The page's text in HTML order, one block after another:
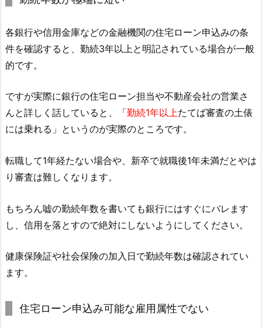
各銀行や信用金庫などの金融機関の住宅ローン申込みの条
件を確認すると、勤続3年以上と明記されている場合が一般
的です。
ですが実際に銀行の住宅ローン担当や不動産会社の営業さ
んと詳しく話していると、「勤続1年以上たてば審査の土俵
には乗れる」というのが実際のところです。
転職して1年経たない場合や、新卒で就職後1年未満だとやは
り審査は難しくなります。
もちろん嘘の勤続年数を書いても銀行にはすぐにバレます
し、信用を落とすので絶対にしないようにしてください。
健康保険証や社会保険の加入日で勤続年数は確認されてい
ます。
住宅ローン申込み可能な雇用属性でない